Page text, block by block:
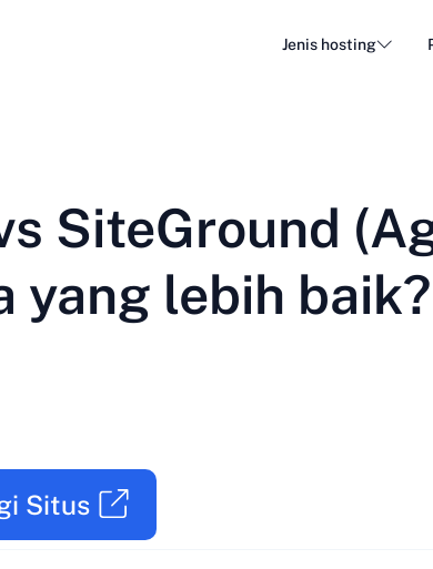
Jenis hosting
ES - Español
LV - Latviešu NL - Nederlands
SiteGround
yang lebih baik?
Situs